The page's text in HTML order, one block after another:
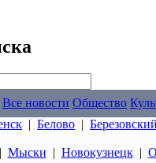
Все новости Общество
| Белово | Березовский
Мыски | Новокузнецк|